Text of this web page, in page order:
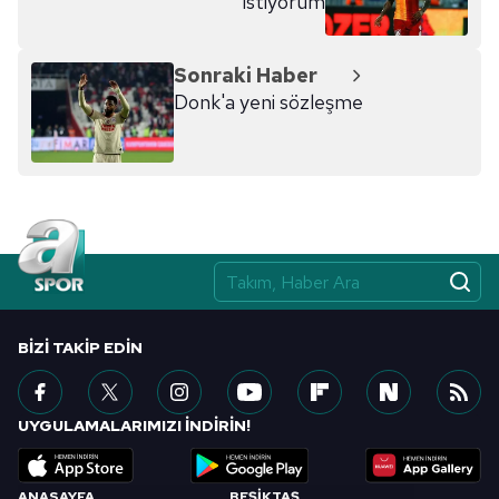
Sonraki Haber
Donk'a yeni sözleşme
BIZI TAKIP EDIN
UYGULAMALARIMIZI İNDİRİN!